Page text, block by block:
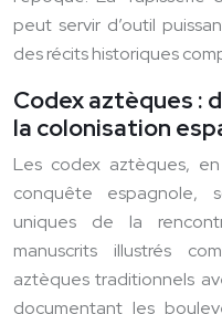
peut servir d’outil
des récits historiques
Codex aztèques :
la colonisation
Les codex aztèques,
conquête espagnole,
uniques de la
manuscrits illustrés
aztèques traditionnels
documentant les